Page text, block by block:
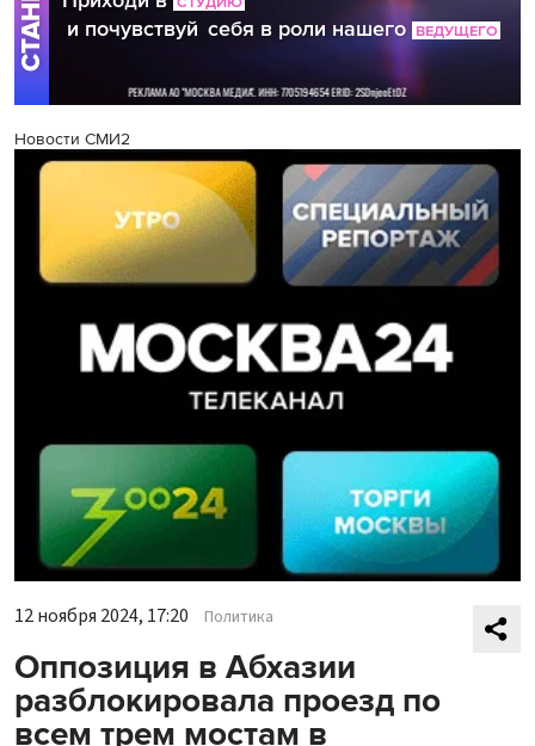
Новости СМИ2
12 ноября 2024, 17:20 Политика
Оппозиция в Абхазии
разблокировала проезд по
всем трем мостам в